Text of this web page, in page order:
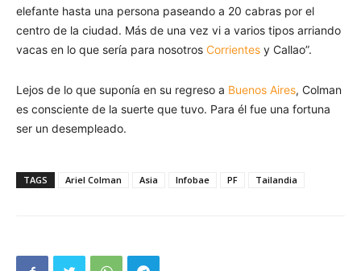
elefante hasta una persona paseando a 20 cabras por el
centro de la ciudad. Más de una vez vi a varios tipos arriando
vacas en lo que sería para nosotros Corrientes y Callao”.
Lejos de lo que suponía en su regreso a Buenos Aires, Colman
es consciente de la suerte que tuvo. Para él fue una fortuna
ser un desempleado.
TAGS Ariel Colman Asia Infobae PF Tailandia